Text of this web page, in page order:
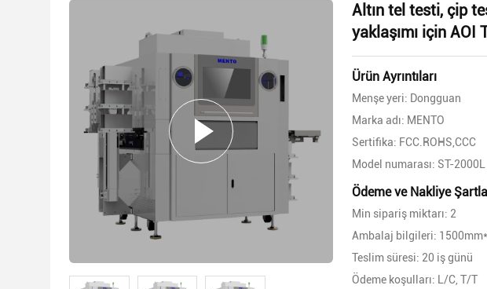
Altın tel testi, çip
yaklaşımı için AOI
Ürün Ayrıntıları
Menşe yeri: Dongguan
Marka adı: MENTO
Sertifika: FCC.ROHS,CCC
Model numarası: ST-2000L
Ödeme ve Nakliye
Min sipariş miktarı: 2
Ambalaj bilgileri:
Teslim süresi: 20 iş günü
Ödeme koşulları: L/C, T/T